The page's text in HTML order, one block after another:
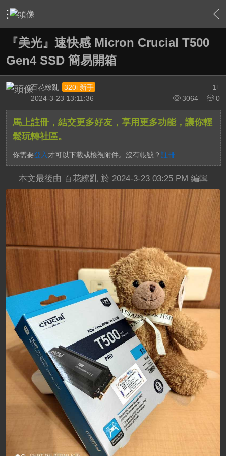
› 敗家特區 For Sale or Trade › 3C資訊流通站 › 內容
『美光』速快感 Micron Crucial T500
Gen4 SSD 簡易開箱
1 F
百花繚亂
320i 新手
3064
0
2024-3-23 13:11:36
馬上註冊，結交更多好友，享用更多功能，讓你輕
鬆玩轉社區。
你需要登入 才可以下載或檢視附件。沒有帳號？ 註冊
本文最後由 百花繚亂 於 2024-3-23 03:25 PM 編輯